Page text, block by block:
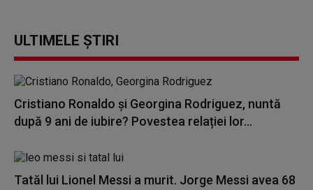
ULTIMELE ȘTIRI
Cristiano Ronaldo și Georgina Rodriguez, nuntă
după 9 ani de iubire? Povestea relației lor...
Tatăl lui Lionel Messi a murit. Jorge Messi avea 68